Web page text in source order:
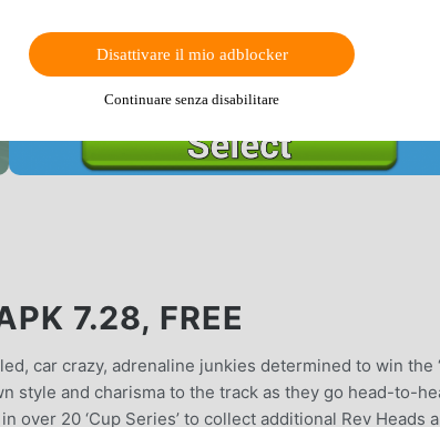
7.28, FREE
car crazy, adrenaline junkies determined to win the
style and charisma to the track as they go head-to-
20 ‘Cup Series’ to collect additional Rev Heads
Disattivare il mio adblocker
Continuare senza disabilitare